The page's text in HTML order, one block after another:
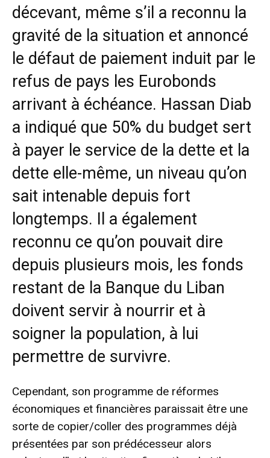
décevant, même s’il a reconnu la
gravité de la situation et annoncé
le défaut de paiement induit par le
refus de pays les Eurobonds
arrivant à échéance. Hassan Diab
a indiqué que 50% du budget sert
à payer le service de la dette et la
dette elle-même, un niveau qu’on
sait intenable depuis fort
longtemps. Il a également
reconnu ce qu’on pouvait dire
depuis plusieurs mois, les fonds
restant de la Banque du Liban
doivent servir à nourrir et à
soigner la population, à lui
permettre de survivre.
Cependant, son programme de réformes
économiques et financières paraissait être une
sorte de copier/coller des programmes déjà
présentées par son prédécesseur alors